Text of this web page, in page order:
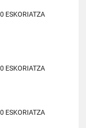
ESKORIATZA
ESKORIATZA
ESKORIATZA